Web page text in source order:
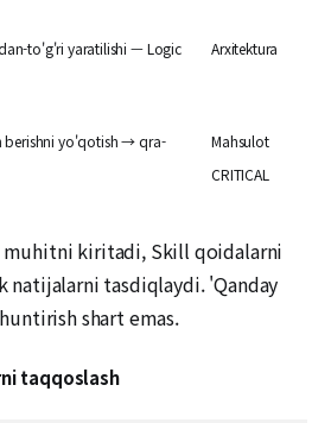
to'g'ri yaratilishi — Logic
Arxitektura
berishni yo'qotish → qra-
Mahsulot
CRITICAL
muhitni kiritadi, Skill qoidalarni
natijalarni tasdiqlaydi. 'Qanday
shart emas.
taqqoslash